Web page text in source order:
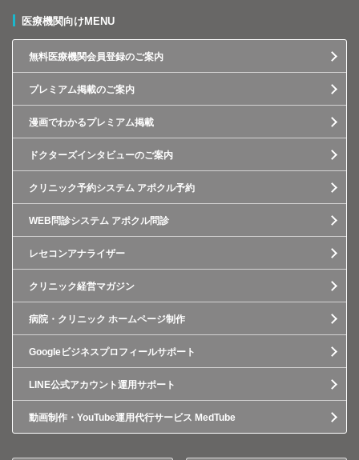
医療機関向けMENU
無料医療機関会員登録のご案内
プレミアム掲載のご案内
漫画でわかるプレミアム掲載
ドクターズインタビューのご案内
クリニック予約システム アポクル予約
WEB問診システム アポクル問診
レセコンアナライザー
クリニック経営マガジン
病院・クリニック ホームページ制作
Googleビジネスプロフィールサポート
LINE公式アカウント運用サポート
動画制作・YouTube運用代行サービス MedTube